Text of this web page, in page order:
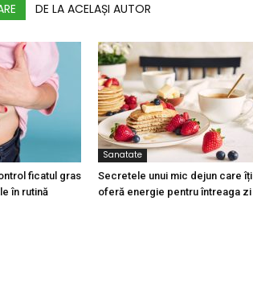
DE LA ACELAȘI AUTOR
ficatul gras
în rutină
Sanatate
Secretele unui mic dejun care îți
oferă energie pentru întreaga zi